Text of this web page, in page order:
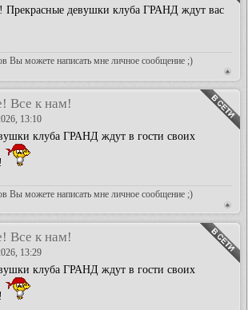
Прекрасные девушки клуба ГРАНД ждут вас
Вы можете написать мне личное сообщение ;)
Все к нам!
13:10
клуба ГРАНД ждут в гости своих
Вы можете написать мне личное сообщение ;)
Все к нам!
13:29
клуба ГРАНД ждут в гости своих